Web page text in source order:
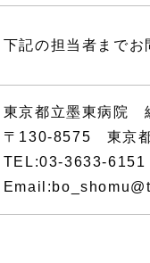
下記の担当者までお
東京都立墨東病院
〒130-8575 東京
TEL:03-3633-